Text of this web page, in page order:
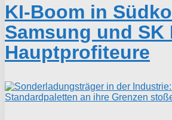
KI-Boom in
Samsung und SK
Hauptprofiteure